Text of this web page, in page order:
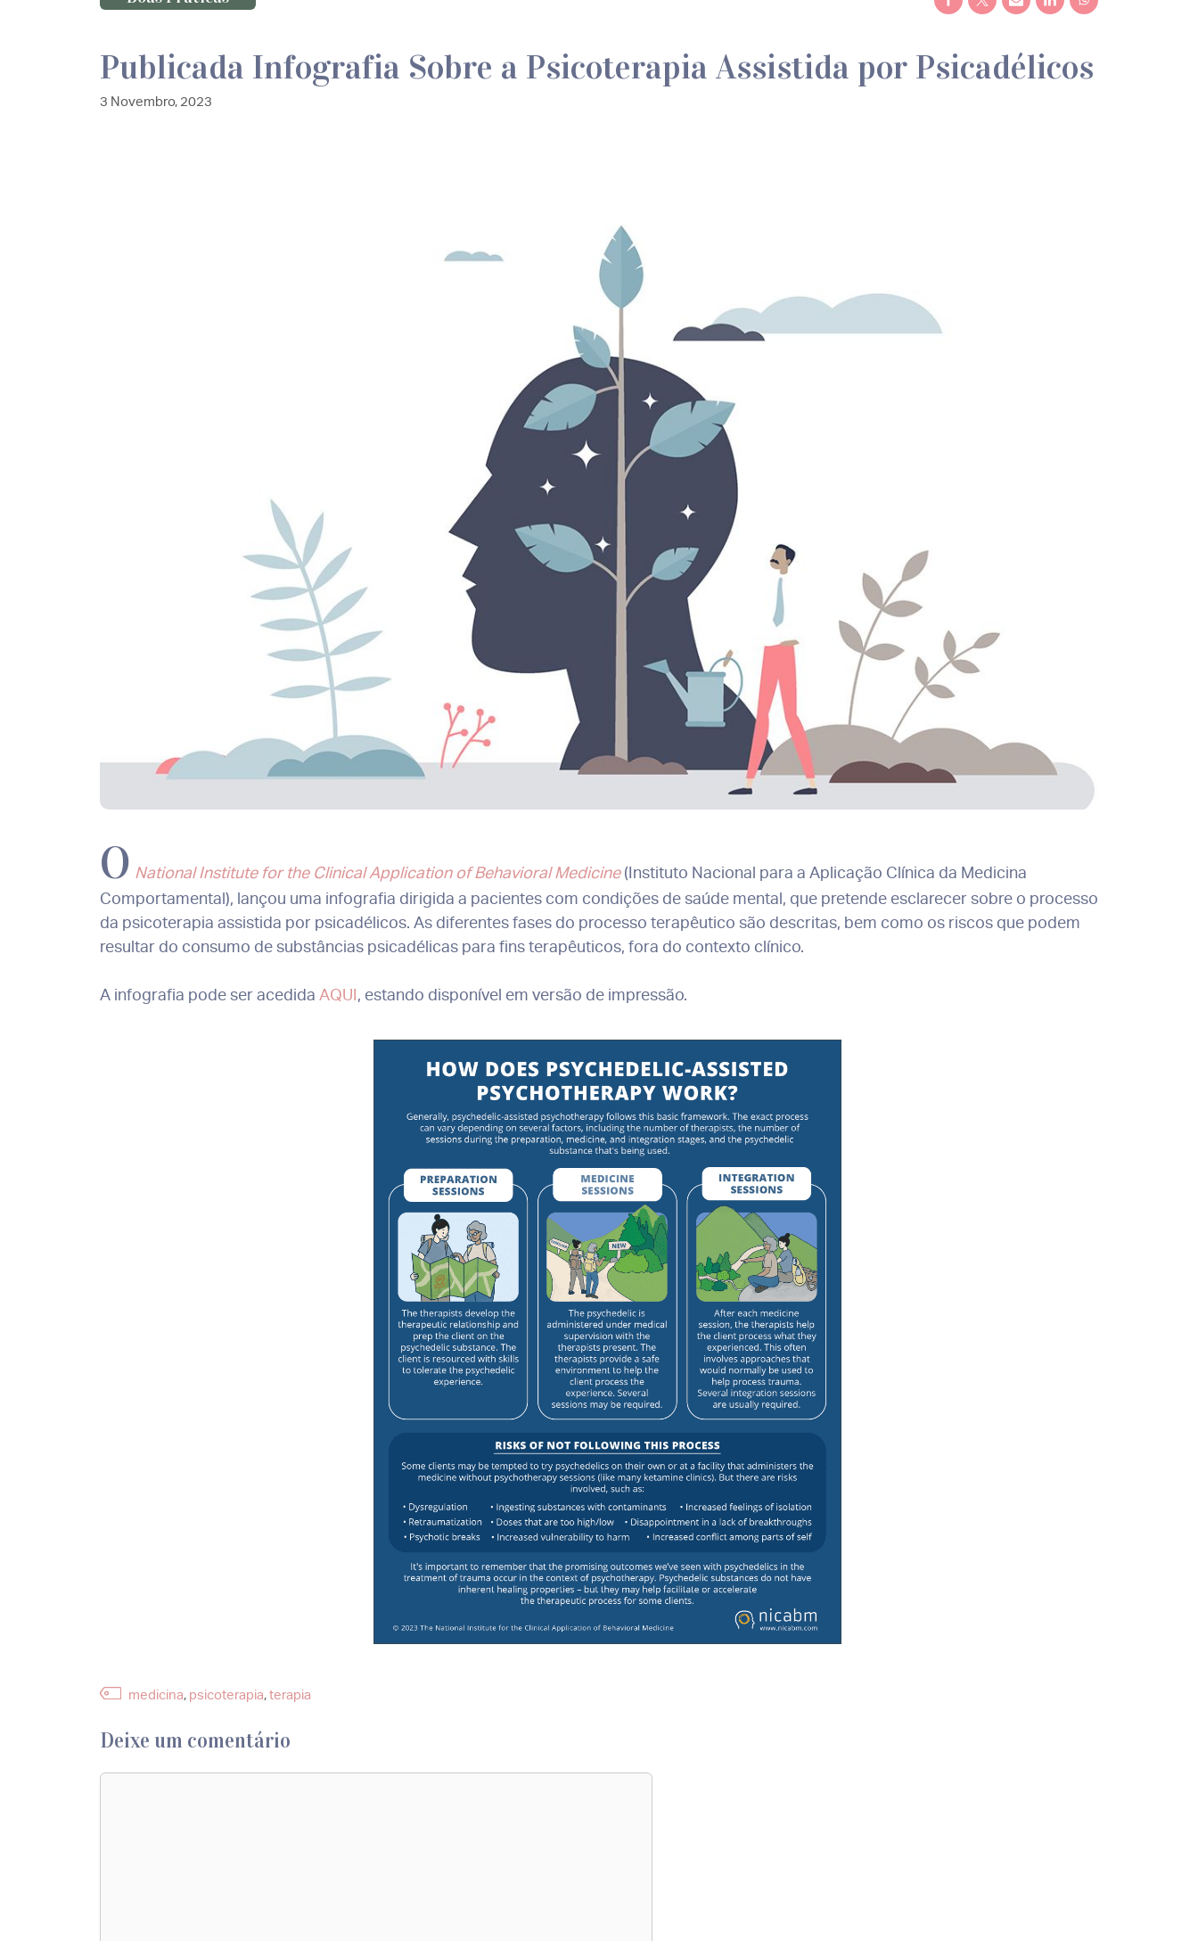
Publicada Infografia Sobre a Psicoterapia Assistida por Psicadélicos
3 Novembro, 2023
O National Institute for the Clinical Application of Behavioral Medicine(Instituto Nacional para a Aplicação Clínica da Medicina
Comportamental), lançou uma infografia dirigida a pacientes com condições de saúde mental, que pretende esclarecer sobre o processo
da psicoterapia assistida por psicadélicos. As diferentes fases do processo terapêutico são descritas, bem como os riscos que podem
resultar do consumo de substâncias psicadélicas para fins terapêuticos, fora do contexto clínico.
A infografia pode ser acedida AQUI, estando disponível em versão de impressão.
Etiquetas
medicina, psicoterapia,terapia
Deixe um comentário